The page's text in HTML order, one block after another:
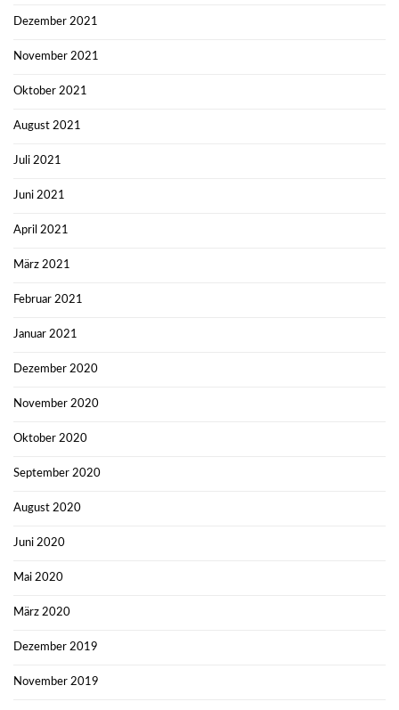
Dezember 2021
November 2021
Oktober 2021
August 2021
Juli 2021
Juni 2021
April 2021
März 2021
Februar 2021
Januar 2021
Dezember 2020
November 2020
Oktober 2020
September 2020
August 2020
Juni 2020
Mai 2020
März 2020
Dezember 2019
November 2019